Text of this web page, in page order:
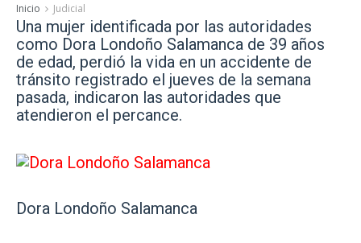
Inicio Judicial
Una mujer identificada por las autoridades
como Dora Londoño Salamanca de 39 años
de edad, perdió la vida en un accidente de
tránsito registrado el jueves de la semana
pasada, indicaron las autoridades que
atendieron el percance.
Dora Londoño Salamanca